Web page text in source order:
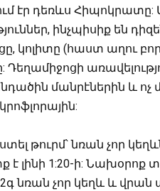
էր դեռևս Հիպոկրատը:
ինչպիսիք են
կոլիտը (հաստ աղու
Դեղամիջոցի
մանրէներին և ոչ
թուրմ՝ նռան չոր
է լինի 1:20-ի:
նռան չոր կեղև և